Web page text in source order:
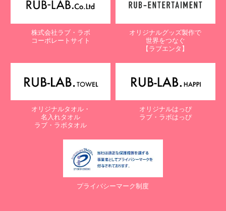
【個人情報保護に関するお問合せ先】
株式会社ラブ・ラボ
電話：087-847-2000
電子メール：info@rub-lab.com
【認定個人情報保護団体の名称及び、苦情の解決の申出先】
一般財団法人日本情報経済社会推進協会
〒106-0032 東京都港区六本木一丁目9番9号 六本木ファースト
ビル内
電話：03-5860-7565 / 0120-700-779
７. 個人情報の提供の任意性と提供されない場合に起こりうる影響
お客様がご自身の個人情報を弊社に提供されるか否かは、お客様の
ご判断によりますが、もしご提供されない場合には、適切なサービ
スが提供できない場合がありますので予めご了承ください。
株式会社ラブ・ラボ
コーポレートサイト
オリジナルグッズ製作で
世界をつなぐ
【ラブエンタ】
オリジナルタオル・
名入れタオル
ラブ・ラボタオル
オリジナルはっぴ
ラブ・ラボはっぴ
プライバシーマーク制度